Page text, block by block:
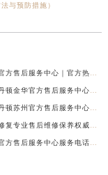
与预防措施）